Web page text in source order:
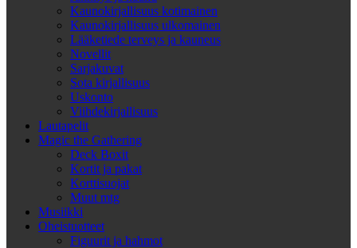
Kaunokirjallisuus kotimainen
Kaunokirjallisuus ulkomainen
Lääketiede terveys ja kauneus
Novellit
Sarjakuvat
Sota kirjallisuus
Uskonto
Viihdekirjallisuus
Lautapelit
Magic the Gathering
Deck Boxit
Kortit ja pakat
Korttisuojat
Muut mtg
Musiikki
Oheistuotteet
Figuurit ja hahmot